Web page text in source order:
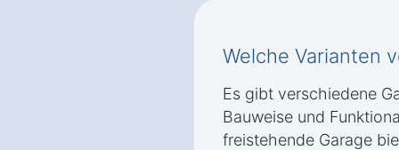
Welche Varianten
Es gibt verschiedene
Bauweise und
freistehende Garage